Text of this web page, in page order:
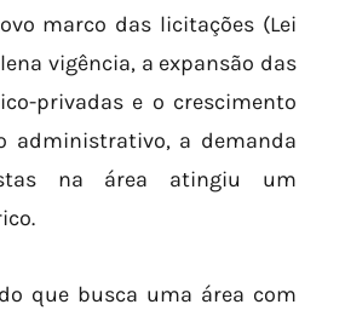
marco das licitações (Lei
vigência, a expansão das
privadas e o crescimento
administrativo, a demanda
na área atingiu um
que busca uma área com